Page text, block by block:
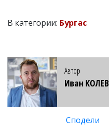
В категории: Бургас
Автор
Иван КОЛЕВ
Сподели